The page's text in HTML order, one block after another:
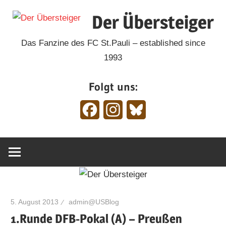
Inhalt
Der Übersteiger
Das Fanzine des FC St.Pauli – established since
1993
Folgt uns:
FacebookInstagram
5. August 2013 admin@USBlog
1.Runde DFB-Pokal (A) – Preußen